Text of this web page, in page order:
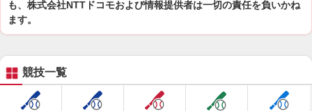
も、株式会社NTTドコモおよび情報提供者は一切の責任を負いかね
ます。
競技一覧